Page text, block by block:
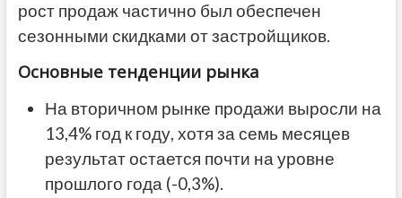
рост продаж частично был обеспечен
сезонными скидками от застройщиков.
Основные тенденции рынка
На вторичном рынке продажи выросли на
13,4% год к году, хотя за семь месяцев
результат остается почти на уровне
прошлого года (-0,3%).